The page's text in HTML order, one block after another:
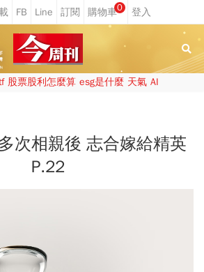
0
股票股利怎麼算 esg是什麼 天氣 AI
次相親後 志合嫁給精英
P.22